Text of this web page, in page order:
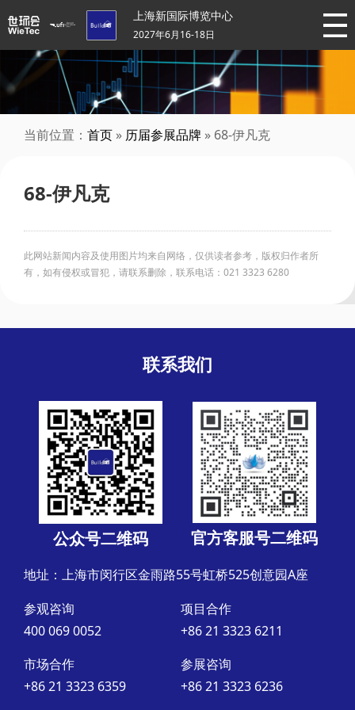
上海新国际博览中心
2027年6月16-18日
当前位置： 首页 » 历届参展品牌 » 68-伊凡克
68-伊凡克
此网站新闻内容及使用图片均来自网络，仅供读者参考，版权归作者所
有，如有侵权或冒犯，请联系删除，联系电话：021 3323 6280
联系我们
公众号二维码 官方客服号二维码
地址：上海市闵行区金雨路55号虹桥525创意园A座
参观咨询
400 069 0052
项目合作
+86 21 3323 6211
市场合作
+86 21 3323 6359
参展咨询
+86 21 3323 6236